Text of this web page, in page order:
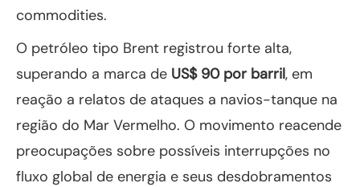
commodities.
O petróleo tipo Brent registrou forte alta,
superando a marca de US$ 90 por barril, em
reação a relatos de ataques a navios-tanque na
região do Mar Vermelho. O movimento reacende
preocupações sobre possíveis interrupções no
fluxo global de energia e seus desdobramentos